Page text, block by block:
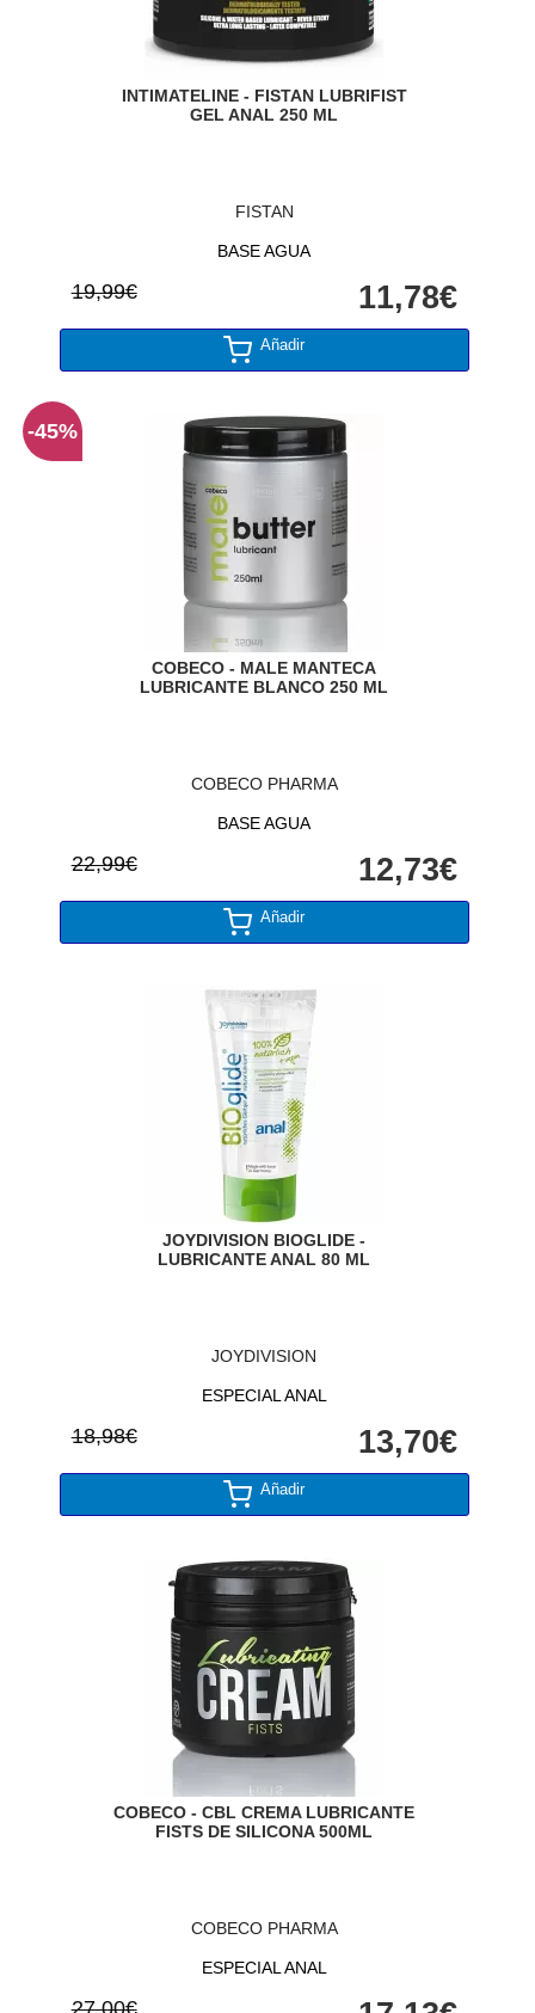
INTIMATELINE - FISTAN LUBRIFIST
GEL ANAL 250 ML
FISTAN
BASE AGUA
19,99€ 11,78€
Añadir
COBECO - MALE MANTECA
LUBRICANTE BLANCO 250 ML
COBECO PHARMA
BASE AGUA
22,99€ 12,73€
Añadir
-45%
JOYDIVISION BIOGLIDE -
LUBRICANTE ANAL 80 ML
JOYDIVISION
ESPECIAL ANAL
18,98€ 13,70€
Añadir
COBECO - CBL CREMA LUBRICANTE
FISTS DE SILICONA 500ML
COBECO PHARMA
ESPECIAL ANAL